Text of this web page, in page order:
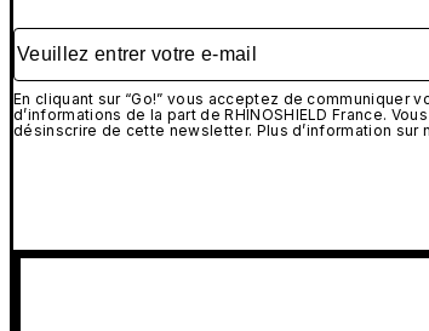
Veuillez entrer votre e-mail
En cliquant sur “Go!” vous acceptez de communiquer
d’informations de la part de RHINOSHIELD France.
désinscrire de cette newsletter. Plus d’information sur